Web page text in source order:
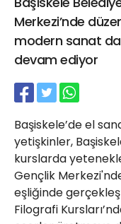
Merkezi’nde
modern sanat
devam ediyor
Başiskele’de el
yetişkinler,
kurslarda
Gençlik
eşliğinde
Filografi